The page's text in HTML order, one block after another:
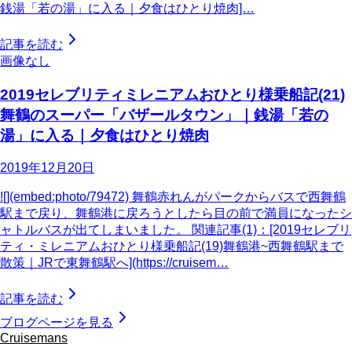
銭湯「若の湯」に入る｜夕食はひとり焼肉]…
記事を読む
画像なし
2019セレブリティミレニアムおひとり様乗船記(21)
舞鶴のスーパー「バザールタウン」｜銭湯「若の
湯」に入る｜夕食はひとり焼肉
2019年12月20日
![](embed:photo/79472) 舞鶴赤れんがパークからバスで西舞鶴
駅まで戻り、舞鶴港に戻ろうとしたら目の前で満員になったシ
ャトルバスが出てしまいました。 関連記事(1)：[2019セレブリ
ティ・ミレニアムおひとり様乗船記(19)舞鶴港~西舞鶴駅まで
散策｜JRで東舞鶴駅へ](https://cruisem…
記事を読む
ブログページを見る
Cruisemans